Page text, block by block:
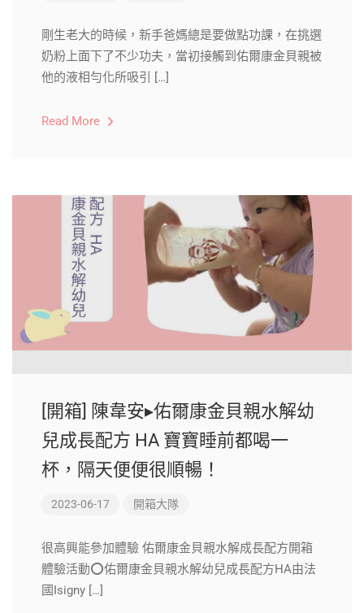
剛生老大的時候，新手爸媽總是要做點功課，在挑選
奶粉上面下了不少功夫，當初接觸到佑爾康金貝親被
他的液相勻化所吸引 […]
Read More
[開箱] 陳韋安▸佑爾康金貝親水解幼
兒成長配方 HA 寶寶睡前都喝一
杯，隔天便便很順暢！
2023-06-17 開箱大隊
很高興能參加體驗 佑爾康金貝親水解成長配方開箱
體驗活動⭕️佑爾康金貝親水解幼兒成長配方HA由法
國Isigny […]